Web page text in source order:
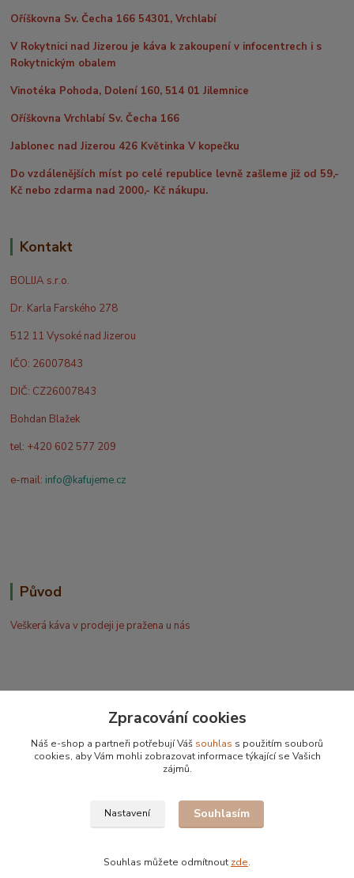
Oříškovna Sv. Čecha 166 54301, Vrchlabí
V Rokytnici nad Jizerou je káva k zakoupení v infocentrech i s
Rokytnickým obalem
Vinotéka Pohoda, Dolení 160, 514 01 Jilemnice
Oříškovna Vrchlabí Sv. Čecha 166
Jablonec nad Jizerou 426 Květinka V kopečku
Do vzdálenějších míst po celé republice levně zašleme již od 59,-
Kč nebo zdarma nad 2000,- Kč nákupu.
Kontakt
BOLIJA s.r.o.
Dr. Karla Farského 278
512 11 Vysoké nad Jizerou
IČO: 26007843
DIČ: CZ26007843
Bohdan Blažek
tel: +420 602 577 209
e-mail: info@kafujeme.cz
Původ
Veškerá káva v prodeji je pražena u nás
+420 602 577 209
Zpracování cookies
Náš e-shop a partneři potřebují Váš souhlas s použitím souborů
cookies, aby Vám mohli zobrazovat informace týkající se Vašich
zájmů.
Nastavení Souhlasím
Souhlas můžete odmítnout zde.